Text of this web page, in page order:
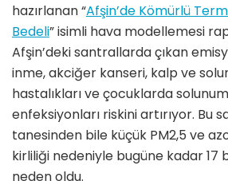
hazırlanan “Afşin’de Kömürlü
Bedeli” isimli hava modellemesi
Afşin’deki santrallarda çıkan
inme, akciğer kanseri, kalp ve
hastalıkları ve çocuklarda
enfeksiyonları riskini artırıyor. Bu
tanesinden bile küçük PM2,5 ve
kirliliği nedeniyle bugüne kadar 17
neden oldu.